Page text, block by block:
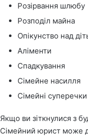
Розірвання шлюбу
Розподіл майна
Опікунство над
Аліменти
Спадкування
Сімейне насилля
Сімейні суперечки
Якщо ви зіткнулися з
Сімейний юрист може